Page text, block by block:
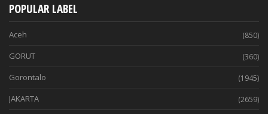
POPULAR LABEL
Aceh (850)
GORUT (360)
Gorontalo (1945)
JAKARTA (2659)